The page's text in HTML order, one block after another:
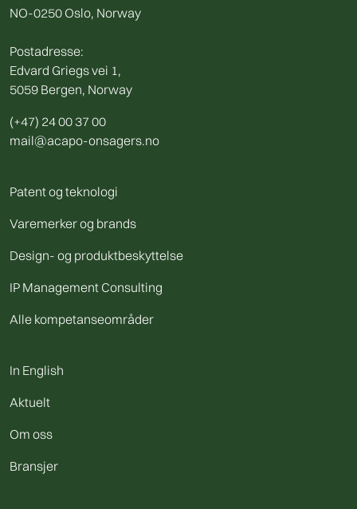
NO-0250 Oslo, Norway
Postadresse:
Edvard Griegs vei 1,
5059 Bergen, Norway
(+47) 24 00 37 00
mail@acapo-onsagers.no
Patent og teknologi
Varemerker og brands
Design- og produktbeskyttelse
IP Management Consulting
Alle kompetanseområder
In English
Aktuelt
Om oss
Bransjer